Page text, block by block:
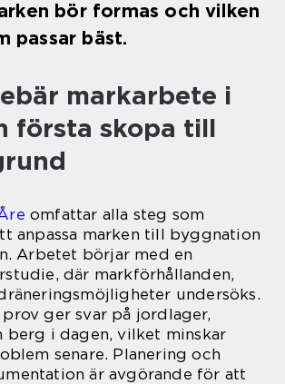
bör formas och vilken
passar bäst.
markarbete i
första skopa till
omfattar alla steg som
anpassa marken till byggnation
Arbetet börjar med en
där markförhållanden,
undersöks.
ger svar på jordlager,
berg i dagen, vilket minskar
senare. Planering och
är avgörande för att